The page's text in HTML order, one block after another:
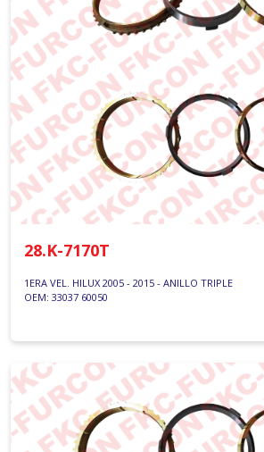
28.K-7170T
1ERA VEL. HILUX 2005 - 2015 - ANILLO TRIPLE
OEM: 33037 60050